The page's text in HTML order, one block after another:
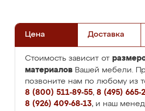
Цена Доставка
Стоимость зависит от
материалов Вашей мебели.
позвоните нам по любому из
8 (800) 511-89-55, 8 (495) 665-
8 (926) 409-68-13, и наш